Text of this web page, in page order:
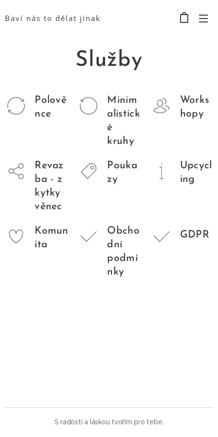
Baví nás to dělat jinak
Služby
Polově
nce
Minim
alistick
é
kruhy
Works
hopy
Revaz
ba - z
kytky
věnec
Pouka
zy
Upcycl
ing
Komun
ita
Obcho
dní
podmí
nky
GDPR
S radostí a láskou tvořím pro tebe.